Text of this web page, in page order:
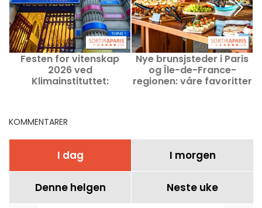
Festen for vitenskap
2026 ved
Klimainstituttet:
Nye brunsjsteder i Paris
og Île-de-France-
regionen: våre favoritter
KOMMENTARER
I dag I morgen
Denne helgen Neste uke